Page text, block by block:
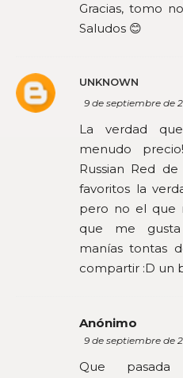
Gracias, tomo
Saludos 😊
UNKNOWN
9 de septiembre de
La verdad
menudo
Russian Red
favoritos la
pero no el que
que me gusta
manías tontas
compartir :D un
Anónimo
9 de septiembre de
Que